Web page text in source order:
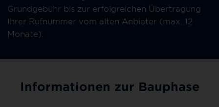
Grundgebühr bis zur erfolgreichen Übertragung
Ihrer Rufnummer vom alten Anbieter (max. 12
Monate).
Informationen zur Bauphase